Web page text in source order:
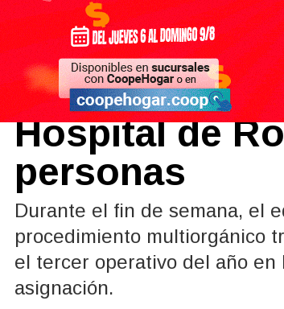
Sociedad
02/06/2026
Una donación
Hospital de
personas
Durante el fin de semana, el
procedimiento multiorgánico
el tercer operativo del año en
asignación.